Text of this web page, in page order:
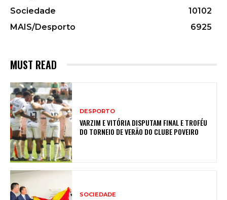
Sociedade
10102
MAIS/Desporto
6925
MUST READ
DESPORTO
VARZIM E VITÓRIA DISPUTAM FINAL E TROFÉU
DO TORNEIO DE VERÃO DO CLUBE POVEIRO
SOCIEDADE